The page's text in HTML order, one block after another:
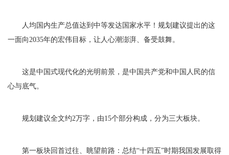
人均国内生产总值达到中等发达国家水平！规划建议提出的这
一面向2035年的宏伟目标，让人心潮澎湃、备受鼓舞。
这是中国式现代化的光明前景，是中国共产党和中国人民的信
心与底气。
规划建议全文约2万字，由15个部分构成，分为三大板块。
第一板块回首过往、眺望前路：总结“十四五”时期我国发展取得